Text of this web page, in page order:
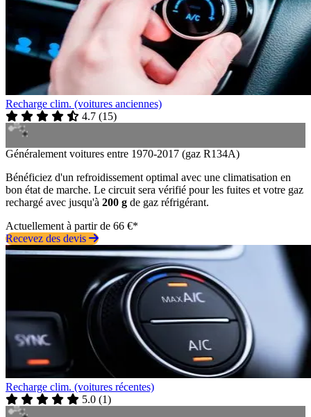
Recharge clim. (voitures anciennes)
4.7 (15)
Généralement voitures entre 1970-2017 (gaz R134A)
Bénéficiez d'un refroidissement optimal avec une climatisation en
bon état de marche. Le circuit sera vérifié pour les fuites et votre gaz
rechargé avec jusqu'à 200 g de gaz réfrigérant.
Actuellement à partir de 66 €*
Recevez des devis
Recharge clim. (voitures récentes)
5.0 (1)